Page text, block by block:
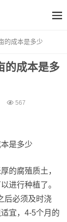
的成本是多少
的成本是多
567
的腐殖质土，
进行种植了。
后必须及时浇
宜，4-5个月的